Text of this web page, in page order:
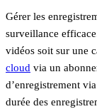
Gérer les
surveillance
vidéos soit sur une
cloud via un
d’enregistrement
durée des